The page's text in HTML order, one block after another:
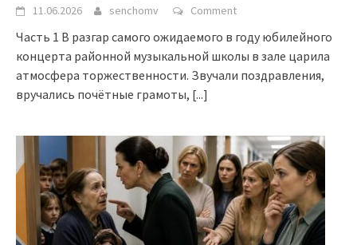
11.06.2026 senchomv Comment
Часть 1 В разгар самого ожидаемого в году юбилейного
концерта районной музыкальной школы в зале царила
атмосфера торжественности. Звучали поздравления,
вручались почётные грамоты, [...]